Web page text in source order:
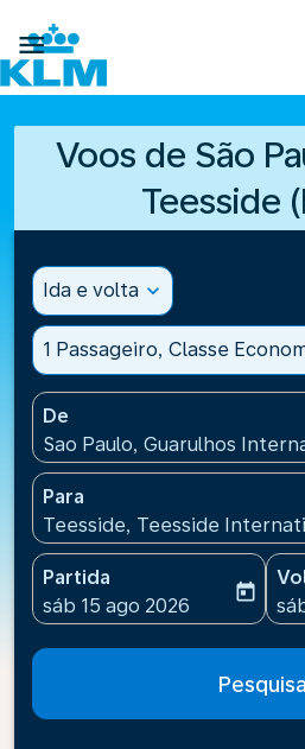

Voos de São
Teesside
Ida e volta expand_more
1 Passageiro, Classe
De
Sao Paulo, Guarulhos
Para
Teesside, Teesside
Partida
fc-booking-departure-
sáb 15 ago 2026
today